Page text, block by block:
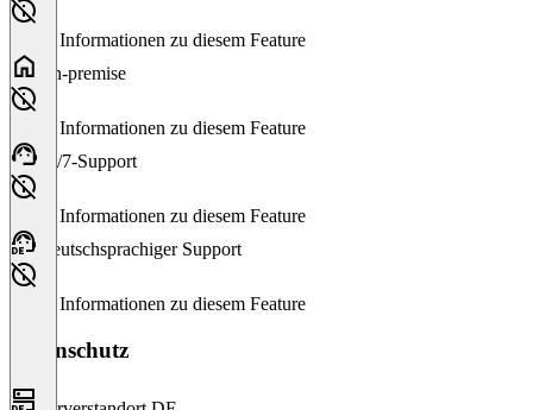
Keine Informationen zu diesem Feature
On-premise
Keine Informationen zu diesem Feature
24/7-Support
Keine Informationen zu diesem Feature
Deutschsprachiger Support
Keine Informationen zu diesem Feature
Datenschutz